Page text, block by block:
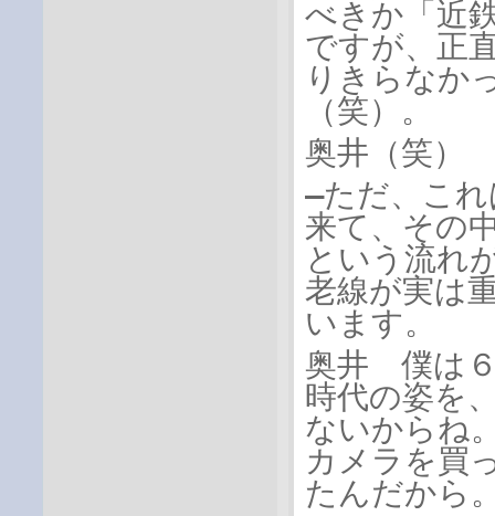
べきか「近
ですが、正
りきらなか
（笑）。
奥井（笑）
―ただ、こ
来て、その
という流れ
老線が実は
います。
奥井 僕は６
時代の姿を
ないからね
カメラを買
たんだから